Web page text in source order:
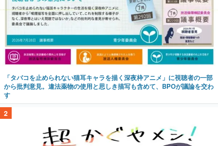
「タバコを止められない猫耳キャラを描く深夜枠アニメ」に視聴者の一部
から批判意見。違法薬物の使用と思しき描写も含めて、BPOが議論を交わ
す
2